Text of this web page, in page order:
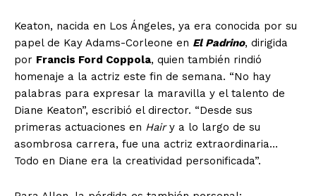
Baja California Sur Campeche
Chiapas
Chihuahua
Ciudad de México Coahuila
Colima Durango
Estado de México
Guanajuato
Guerrero Hidalgo
Jalisco
Michoacán
Zacatecas Yucatán Veracruz
Tlaxcala Tamaulipas Tabasco
Sonora
Sinaloa
San Luis Potosí Quintana Roo
Querétaro Puebla Oaxaca
Nuevo León
Nayarit
Morelos
Keaton, nacida en Los Ángeles, ya era conocida por su
papel de Kay Adams-Corleone en El Padrino, dirigida
por Francis Ford Coppola, quien también rindió
homenaje a la actriz este fin de semana. “No hay
palabras para expresar la maravilla y el talento de
Diane Keaton”, escribió el director. “Desde sus
primeras actuaciones en Hairy a lo largo de su
asombrosa carrera, fue una actriz extraordinaria…
Todo en Diane era la creatividad personificada”.